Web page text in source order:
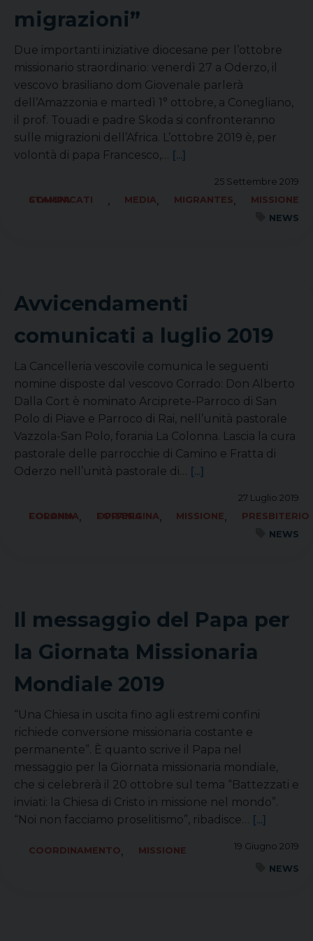
migrazioni”
Due importanti iniziative diocesane per l’ottobre
missionario straordinario: venerdì 27 a Oderzo, il
vescovo brasiliano dom Giovenale parlerà
dell’Amazzonia e martedì 1° ottobre, a Conegliano,
il prof. Touadi e padre Skoda si confronteranno
sulle migrazioni dell’Africa. L’ottobre 2019 è, per
volontà di papa Francesco,… [...]
25 Settembre 2019
COMUNICATI STAMPA
, MEDIA, MIGRANTES,
MISSIONE
NEWS
Avvicendamenti
comunicati a luglio 2019
La Cancelleria vescovile comunica le seguenti
nomine disposte dal vescovo Corrado: Don Alberto
Dalla Cort è nominato Arciprete-Parroco di San
Polo di Piave e Parroco di Rai, nell’unità pastorale
Vazzola-San Polo, forania La Colonna. Lascia la cura
pastorale delle parrocchie di Camino e Fratta di
Oderzo nell’unità pastorale di… [...]
27 Luglio 2019
FORANIA COLONNA, FORANIA OPITERGINA, MISSIONE,
PRESBITERIO
NEWS
Il messaggio del Papa per
la Giornata Missionaria
Mondiale 2019
“Una Chiesa in uscita fino agli estremi confini
richiede conversione missionaria costante e
permanente”. È quanto scrive il Papa nel
messaggio per la Giornata missionaria mondiale,
che si celebrerà il 20 ottobre sul tema “Battezzati e
inviati: la Chiesa di Cristo in missione nel mondo”.
“Noi non facciamo proselitismo”, ribadisce… [...]
19 Giugno 2019
COORDINAMENTO,
MISSIONE
NEWS